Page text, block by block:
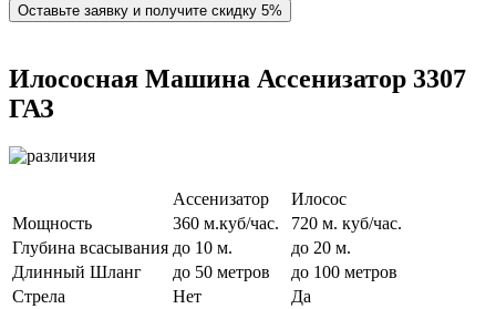
Оставьте заявку и получите скидку 5%
Илососная Машина Ассенизатор 3307
ГАЗ
Ассенизатор
Илосос
Мощность
360 м.куб/час.
720 м. куб/час.
Глубина всасывания до 10 м.
до 20 м.
Длинный Шланг
до 50 метров
до 100 метров
Стрела
Нет
Да